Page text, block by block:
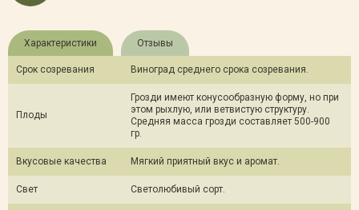
Характеристики Отзывы
Срок созревания Виноград среднего срока созревания.
Плоды
Грозди имеют конусообразную форму, но при
этом рыхлую, или ветвистую структуру.
Средняя масса грозди составляет 500-900
гр.
Вкусовые качества Мягкий приятный вкус и аромат.
Свет Светолюбивый сорт.